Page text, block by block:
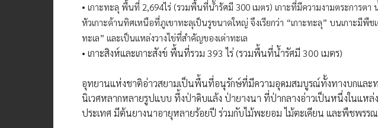
• เกาะทะลุ พื้นที่ 2,694ไร่ (รวมพื้นที่น้ำรัศมี 300 เมตร) เกาะที่มีความงามตระการตา
หัวเกาะด้านทิศเหนือที่ภูเขาทะลุเป็นรูขนาดใหญ่ จึงเรียกว่า “เกาะทะลุ” บนเกาะมีพืช
ทะเล” และเป็นแหล่งวางไข่ที่สำคัญของเต่าทะเล
• เกาะสิงห์และเกาะสังข์ พื้นที่รวม 393 ไร่ (รวมพื้นที่น้ำรัศมี 300 เมตร)
อุทยานแห่งชาติอ่าวสยามเป็นพื้นที่อนุรักษ์ที่มีความอุดมสมบูรณ์ทั้งทางบกและท
นิเวศหลากหลายรูปแบบ ที้งป่าดิบแล้ง ป่ายางนา ที่ป่ากลางอ่าวเป็นหนึ่งในแห
ประเทศ มีต้นยางนาอายุหลายร้อยปี ร่วมกับไม้พะยอม ไม้ตะเคียน และพืชพร